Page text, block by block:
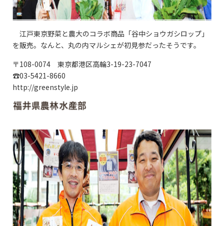
江戸東京野菜と農大のコラボ商品「谷中ショウガシロップ」
を販売。なんと、丸の内マルシェが初見参だったそうです。
〒108-0074 東京都港区高輪3-19-23-7047
☎03-5421-8660
http://greenstyle.jp